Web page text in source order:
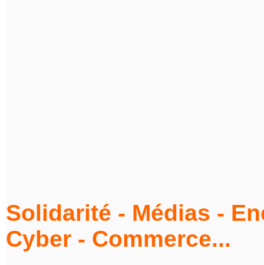
Solidarité - Médias -
Cyber - Commerce...